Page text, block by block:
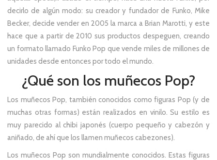
decirlo de algún modo: su creador y fundador de Funko, Mike
Becker, decide vender en 2005 la marca a Brian Marotti, y este
hace que a partir de 2010 sus productos despeguen, creando
un formato llamado Funko Pop que vende miles de millones de
unidades desde entonces por todo el mundo.
¿Qué son los muñecos Pop?
Los muñecos Pop, también conocidos como figuras Pop (y de
muchas otras formas) están realizados en vinilo. Su estilo es
muy parecido al chibi japonés (cuerpo pequeño y cabezón y
aniñado, de ahí que los llamen muñecos cabezones).
Los muñecos Pop son mundialmente conocidos. Estas figuras